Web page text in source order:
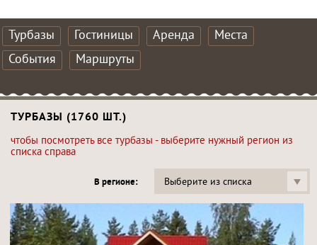
Турбазы Гостиницы Аренда
Места
События
Маршруты
ТУРБАЗЫ (1760 ШТ.)
чтобы посмотреть все турбазы - выберите нужный регион из
списка справа
В регионе: Выберите из списка